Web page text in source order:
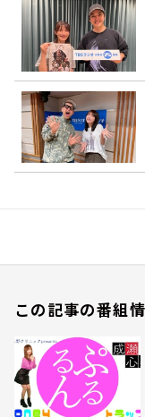
この記事の番組